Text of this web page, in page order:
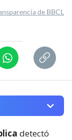
de BBCL
detectó